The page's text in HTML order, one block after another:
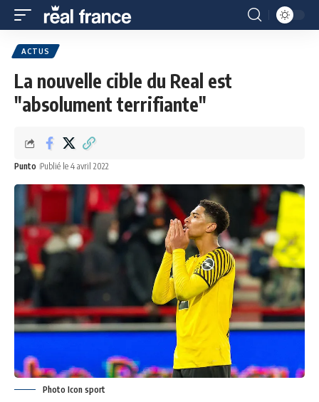
ACTUS
La nouvelle cible du Real est
"absolument terrifiante"
Punto Publié le 4 avril 2022
Photo Icon sport